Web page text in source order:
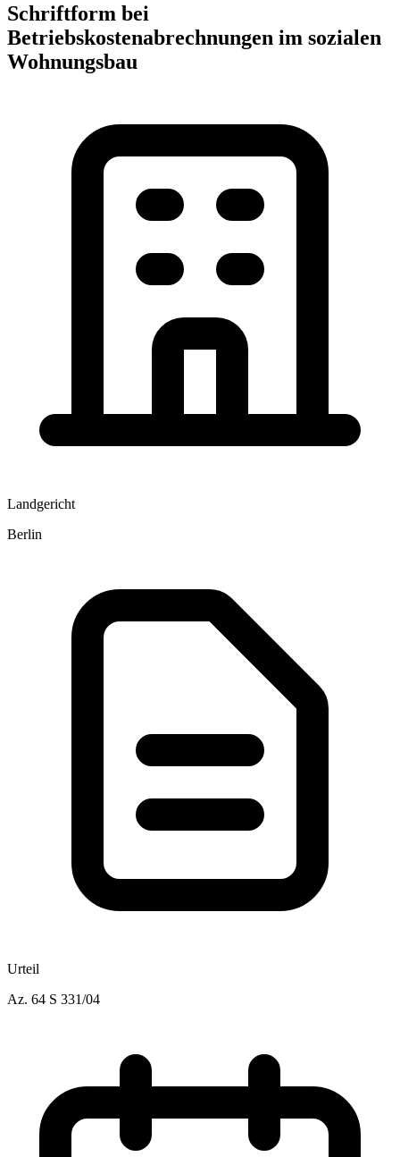
Schriftform bei
Betriebskostenabrechnungen im sozialen
Wohnungsbau
Landgericht
Berlin
Urteil
Az. 64 S 331/04